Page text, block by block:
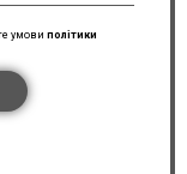
умови політики